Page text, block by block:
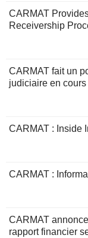
CARMAT
Receivership
CARMAT fait un
judiciaire en cours
CARMAT : Inside
CARMAT :
CARMAT
rapport financier